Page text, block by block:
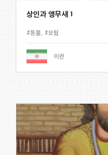
상인과 앵무새 1
#동물 #모험
이란